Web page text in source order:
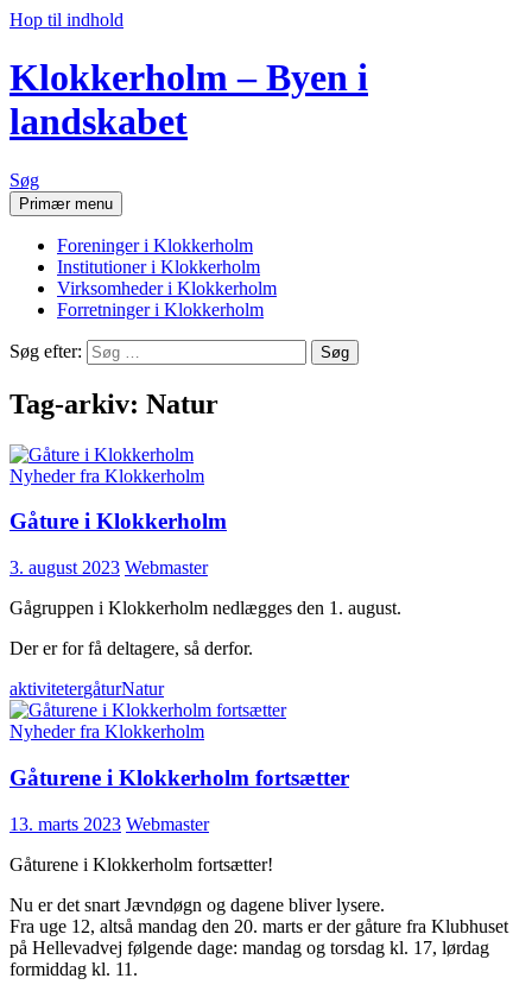
Hop til indhold
Klokkerholm – Byen i
landskabet
Søg
Primær menu
Foreninger i Klokkerholm
Institutioner i Klokkerholm
Virksomheder i Klokkerholm
Forretninger i Klokkerholm
Søg efter:
Tag-arkiv: Natur
Nyheder fra Klokkerholm
Gåture i Klokkerholm
3. august 2023 Webmaster
Gågruppen i Klokkerholm nedlægges den 1. august.
Der er for få deltagere, så derfor.
aktivitetergåturNatur
Nyheder fra Klokkerholm
Gåturene i Klokkerholm fortsætter
13. marts 2023 Webmaster
Gåturene i Klokkerholm fortsætter!
Nu er det snart Jævndøgn og dagene bliver lysere.
Fra uge 12, altså mandag den 20. marts er der gåture fra Klubhuset
på Hellevadvej følgende dage: mandag og torsdag kl. 17, lørdag
formiddag kl. 11.